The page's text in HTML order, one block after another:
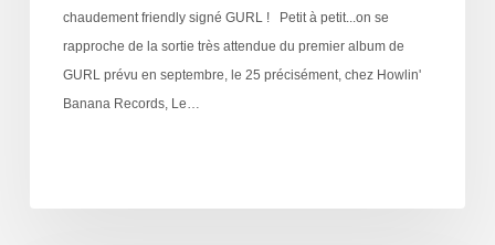
chaudement friendly signé GURL ! Petit à petit...on se
rapproche de la sortie très attendue du premier album de
GURL prévu en septembre, le 25 précisément, chez Howlin'
Banana Records, Le…